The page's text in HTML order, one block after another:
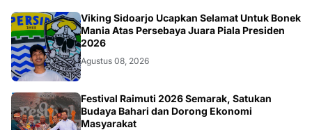
BOLA
Viking Sidoarjo Ucapkan Selamat Untuk Bonek
Mania Atas Persebaya Juara Piala Presiden
2026
Agustus 08, 2026
TNI
Festival Raimuti 2026 Semarak, Satukan
Budaya Bahari dan Dorong Ekonomi
Masyarakat